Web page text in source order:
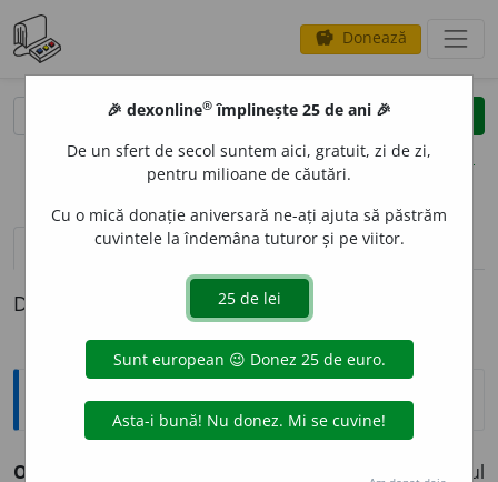
savings Donează
clear
opțiuni
definiții (1) pronunțievolume_up (4)
Definiția cu ID-ul 894493:
Explicative DEX
OST
Persoană din rândul
🎉 dexonline® împlinește 25 de ani 🎉
De un sfert de secol suntem aici, gratuit, zi de zi,
pentru milioane de căutări.
Cu o mică donație aniversară ne-ați ajuta să păstrăm
cuvintele la îndemâna tuturor și pe viitor.